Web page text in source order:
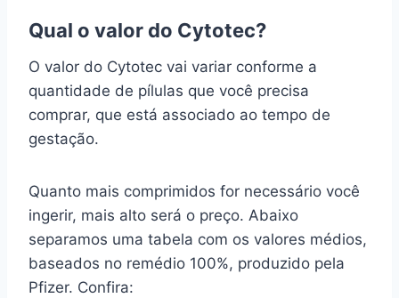
Qual o valor do Cytotec?
O valor do Cytotec vai variar conforme a
quantidade de pílulas que você precisa
comprar, que está associado ao tempo de
gestação.
Quanto mais comprimidos for necessário você
ingerir, mais alto será o preço. Abaixo
separamos uma tabela com os valores médios,
baseados no remédio 100%, produzido pela
Pfizer. Confira: